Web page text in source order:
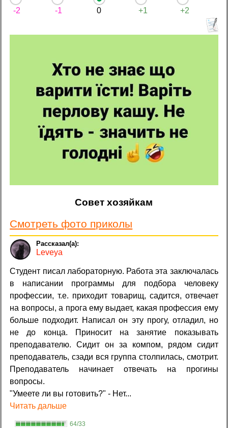
-2 -1 0 +1 +2
Совет хозяйкам
Смотреть фото приколы
Leveya
Студент писал лабораторную. Работа эта заключалась
в написании программы для подбора человеку
профессии, т.е. приходит товарищ, садится, отвечает
на вопросы, а прога ему выдает, какая профессия ему
больше подходит. Написал он эту прогу, отладил, но
не до конца. Приносит на занятие показывать
преподавателю. Сидит он за компом, рядом сидит
преподаватель, сзади вся группа столпилась, смотрит.
Преподаватель начинает отвечать на прогины
вопросы.
"Умеете ли вы готовить?" - Нет...
Читать дальше
64/33